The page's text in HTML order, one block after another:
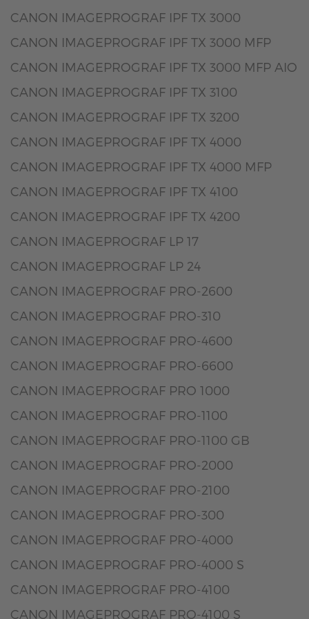
CANON IMAGEPROGRAF IPF TX 3000
CANON IMAGEPROGRAF IPF TX 3000 MFP
CANON IMAGEPROGRAF IPF TX 3000 MFP AIO
CANON IMAGEPROGRAF IPF TX 3100
CANON IMAGEPROGRAF IPF TX 3200
CANON IMAGEPROGRAF IPF TX 4000
CANON IMAGEPROGRAF IPF TX 4000 MFP
CANON IMAGEPROGRAF IPF TX 4100
CANON IMAGEPROGRAF IPF TX 4200
CANON IMAGEPROGRAF LP 17
CANON IMAGEPROGRAF LP 24
CANON IMAGEPROGRAF PRO-2600
CANON IMAGEPROGRAF PRO-310
CANON IMAGEPROGRAF PRO-4600
CANON IMAGEPROGRAF PRO-6600
CANON IMAGEPROGRAF PRO 1000
CANON IMAGEPROGRAF PRO-1100
CANON IMAGEPROGRAF PRO-1100 GB
CANON IMAGEPROGRAF PRO-2000
CANON IMAGEPROGRAF PRO-2100
CANON IMAGEPROGRAF PRO-300
CANON IMAGEPROGRAF PRO-4000
CANON IMAGEPROGRAF PRO-4000 S
CANON IMAGEPROGRAF PRO-4100
CANON IMAGEPROGRAF PRO-4100 S